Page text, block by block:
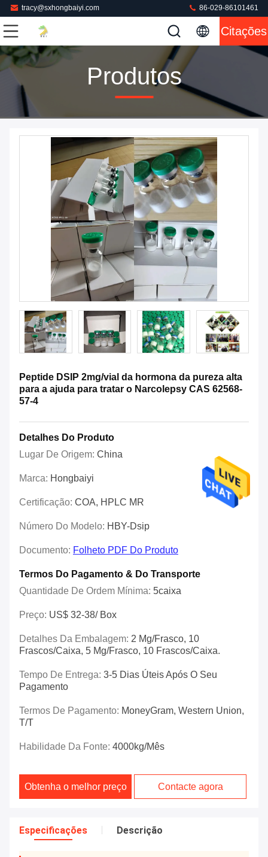
tracy@sxhongbaiyi.com 86-029-86101461
Citações
Produtos
Peptide DSIP 2mg/vial da hormona da pureza alta
para a ajuda para tratar o Narcolepsy CAS 62568-
57-4
Detalhes Do Produto
Lugar De Origem: China
Marca: Hongbaiyi
Certificação: COA, HPLC MR
Número Do Modelo: HBY-Dsip
Documento: Folheto PDF Do Produto
Termos Do Pagamento & Do Transporte
Quantidade De Ordem Mínima: 5caixa
Preço: US$ 32-38/ Box
Detalhes Da Embalagem: 2 Mg/frasco, 10
Frascos/caixa, 5 Mg/frasco, 10 Frascos/caixa.
Tempo De Entrega: 3-5 Dias Úteis Após O Seu
Pagamento
Termos De Pagamento: MoneyGram, Western Union,
T/T
Habilidade Da Fonte: 4000kg/mês
Obtenha o melhor preço Contacte agora
Especificações Descrição